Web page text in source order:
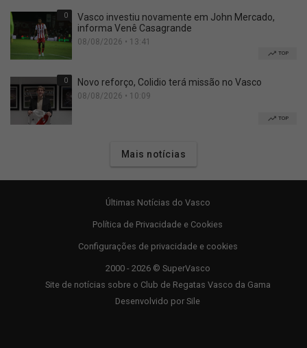
0
Vasco investiu novamente em John Mercado,
informa Venê Casagrande
08/08/2026 • 13:41
TOP
0 Novo reforço, Colidio terá missão no Vasco
08/08/2026 • 10:09
TOP
Mais notícias
Últimas Notícias do Vasco
Política de Privacidade e Cookies
Configurações de privacidade e cookies
2000 - 2026 © SuperVasco
Site de notícias sobre o Club de Regatas Vasco da Gama
Desenvolvido por Sile